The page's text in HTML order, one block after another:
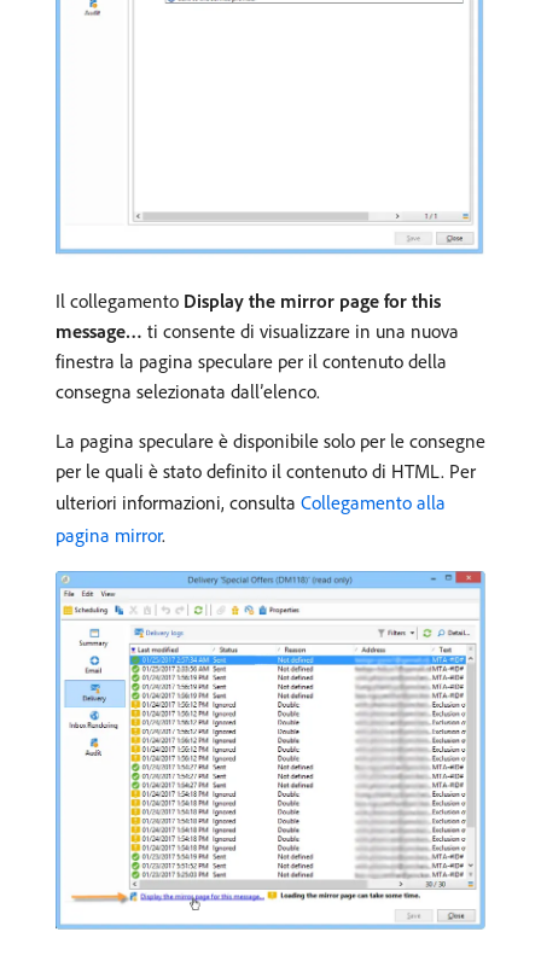
Il collegamento Display the mirror page for this
message… ti consente di visualizzare in una nuova
finestra la pagina speculare per il contenuto della
consegna selezionata dall’elenco.
La pagina speculare è disponibile solo per le consegne
per le quali è stato definito il contenuto di HTML. Per
ulteriori informazioni, consulta Collegamento alla
pagina mirror.